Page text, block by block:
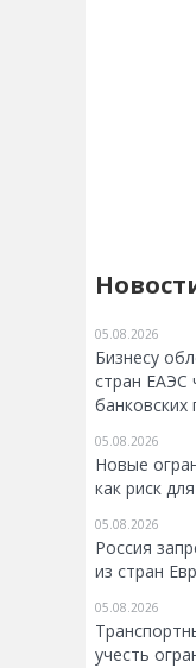
05.08.2026
Бизнесу
стран ЕАЭС
банковских
05.08.2026
Новые
как риск
05.08.2026
Россия
из стран
05.08.2026
учесть